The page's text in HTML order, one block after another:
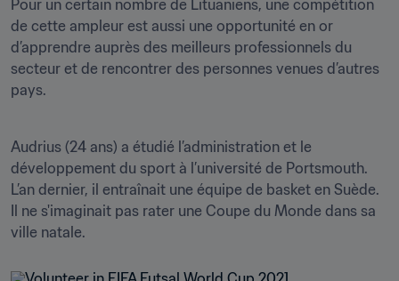
Pour un certain nombre de Lituaniens, une compétition
de cette ampleur est aussi une opportunité en or
d’apprendre auprès des meilleurs professionnels du
secteur et de rencontrer des personnes venues d’autres
pays.
Audrius (24 ans) a étudié l’administration et le
développement du sport à l’université de Portsmouth.
L’an dernier, il entraînait une équipe de basket en Suède.
Il ne s'imaginait pas rater une Coupe du Monde dans sa
ville natale.